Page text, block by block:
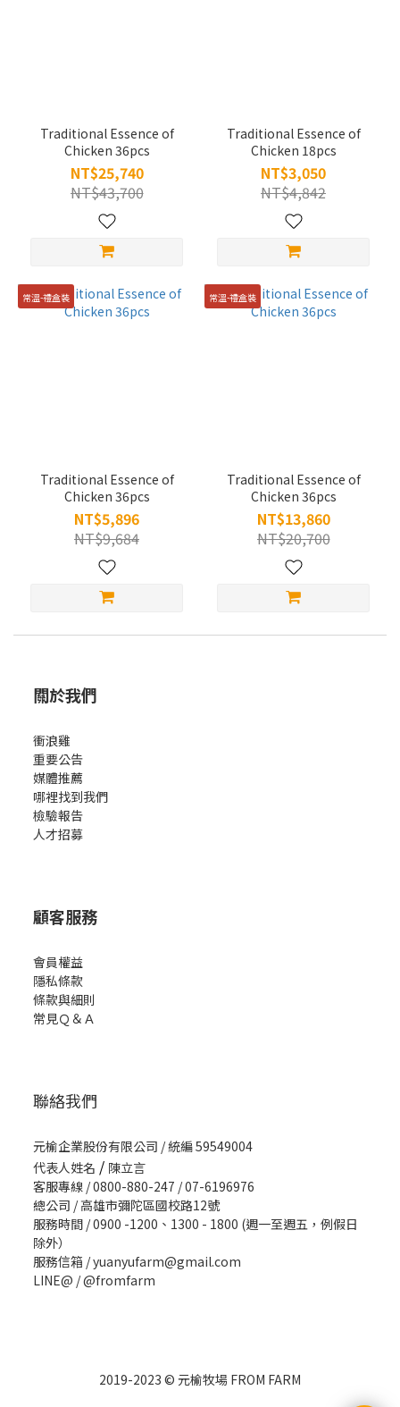
Traditional Essence of
Chicken 36pcs
NT$25,740
NT$43,700
Traditional Essence of
Chicken 18pcs
NT$3,050
NT$4,842
常溫-禮盒裝
Traditional Essence of
Chicken 36pcs
NT$5,896
NT$9,684
常溫-禮盒裝
Traditional Essence of
Chicken 36pcs
NT$13,860
NT$20,700
關於我們
衝浪雞
重要公告
媒體推薦
哪裡找到我們
檢驗報告
人才招募
顧客服務
會員權益
隱私條款
條款與細則
常見Ｑ＆Ａ
聯絡我們
元榆企業股份有限公司 / 統編 59549004
代表人姓名 / 陳立言
客服專線 / 0800-880-247 / 07-6196976
總公司 / 高雄市彌陀區國校路12號
服務時間 / 0900 -1200、1300 - 1800 (週一至週五，例假日
除外）
服務信箱 / yuanyufarm@gmail.com
LINE@ /@fromfarm
2019-2023 © 元榆牧場 FROM FARM